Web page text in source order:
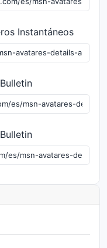
Instantáneos